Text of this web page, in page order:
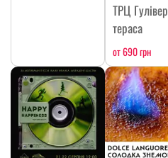
ТРЦ Гулівер
тераса
от 690 грн